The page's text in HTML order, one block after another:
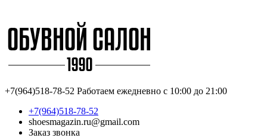
+7(964)518-78-52 Работаем ежедневно с 10:00 до 21:00
+7(964)518-78-52
shoesmagazin.ru@gmail.com
Заказ звонка